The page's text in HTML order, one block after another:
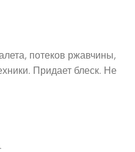
потеков ржавчины,
Придает блеск. Не